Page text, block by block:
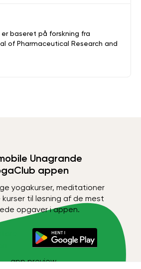
baseret på forskning fra
of Pharmaceutical Research and
Unagrande
appen
yogakurser, meditationer
til løsning af de mest
opgaver i appen.